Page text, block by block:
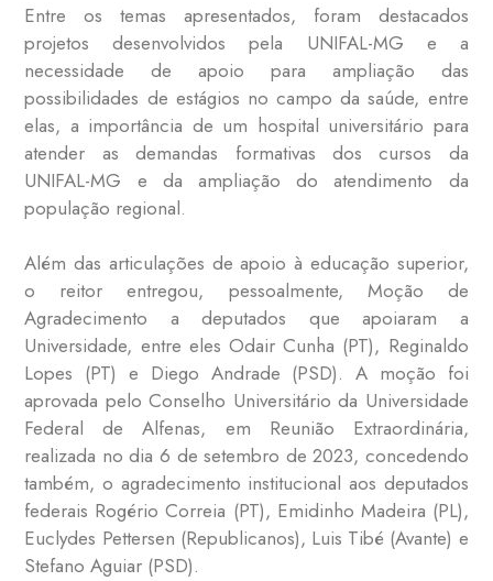
Entre os temas apresentados, foram destacados
projetos desenvolvidos pela UNIFAL-MG e a
necessidade de apoio para ampliação das
possibilidades de estágios no campo da saúde, entre
elas, a importância de um hospital universitário para
atender as demandas formativas dos cursos da
UNIFAL-MG e da ampliação do atendimento da
população regional.
Além das articulações de apoio à educação superior,
o reitor entregou, pessoalmente, Moção de
Agradecimento a deputados que apoiaram a
Universidade, entre eles Odair Cunha (PT), Reginaldo
Lopes (PT) e Diego Andrade (PSD). A moção foi
aprovada peloConselho Universitário da Universidade
Federal de Alfenas, em Reunião Extraordinária,
realizada no dia 6 de setembro de 2023, concedendo
também, o agradecimento institucional aos deputados
federais Rogério Correia (PT), Emidinho Madeira (PL),
Euclydes Pettersen (Republicanos), Luis Tibé (Avante) e
Stefano Aguiar (PSD).